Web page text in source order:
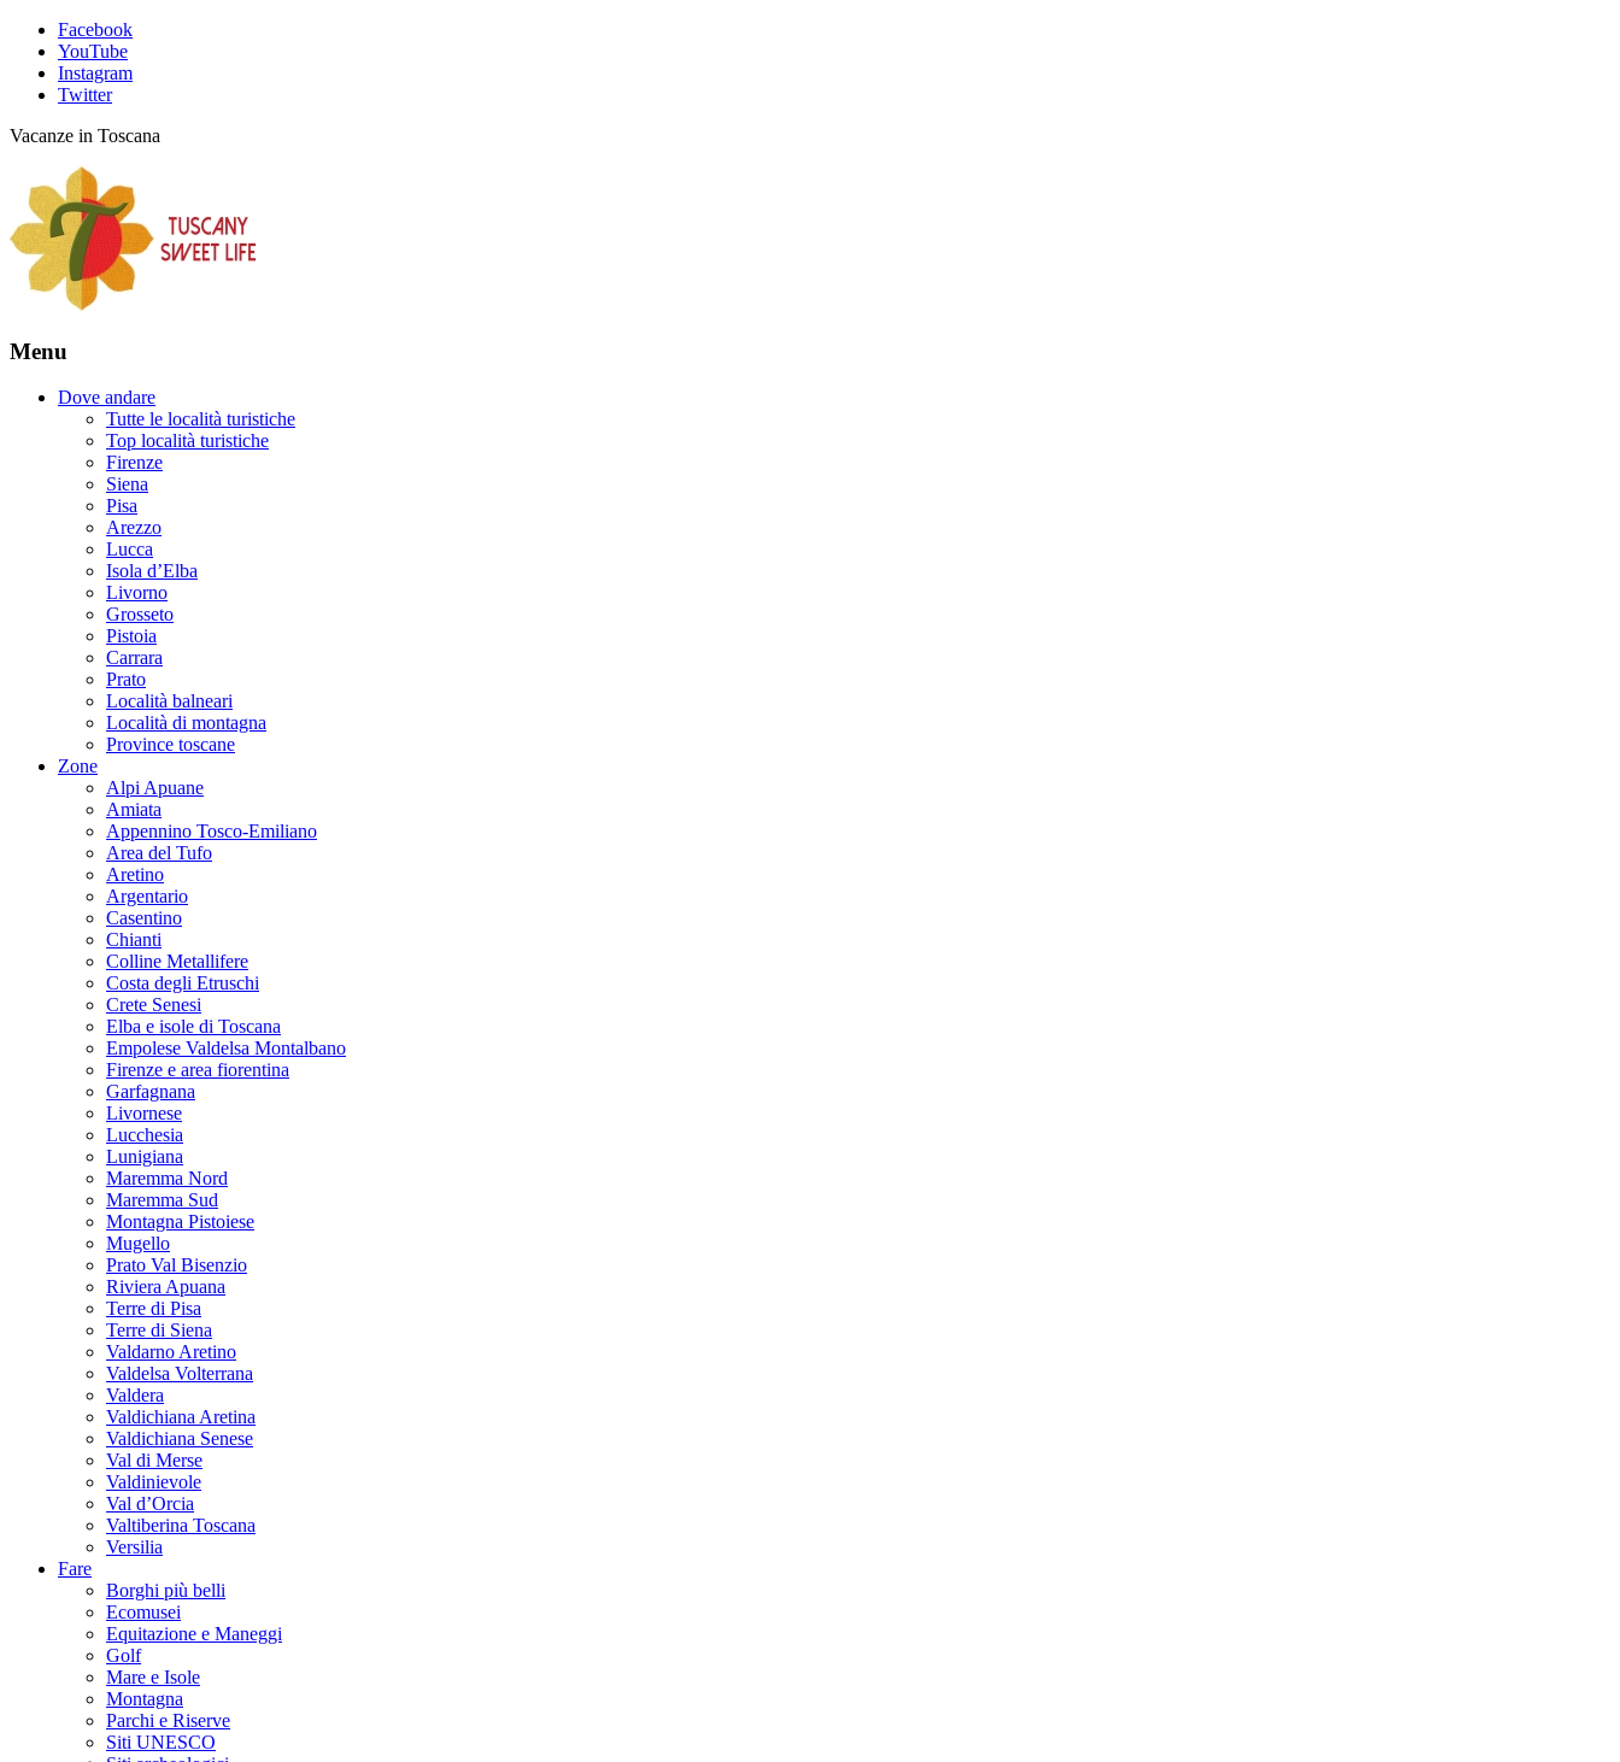
Facebook
YouTube
Instagram
Twitter
Vacanze in Toscana
Menu
Dove andare
Tutte le località turistiche
Top località turistiche
Firenze
Siena
Pisa
Arezzo
Lucca
Isola d’Elba
Livorno
Grosseto
Pistoia
Carrara
Prato
Località balneari
Località di montagna
Province toscane
Zone
Alpi Apuane
Amiata
Appennino Tosco-Emiliano
Area del Tufo
Aretino
Argentario
Casentino
Chianti
Colline Metallifere
Costa degli Etruschi
Crete Senesi
Elba e isole di Toscana
Empolese Valdelsa Montalbano
Firenze e area fiorentina
Garfagnana
Livornese
Lucchesia
Lunigiana
Maremma Nord
Maremma Sud
Montagna Pistoiese
Mugello
Prato Val Bisenzio
Riviera Apuana
Terre di Pisa
Terre di Siena
Valdarno Aretino
Valdelsa Volterrana
Valdera
Valdichiana Aretina
Valdichiana Senese
Val di Merse
Valdinievole
Val d’Orcia
Valtiberina Toscana
Versilia
Fare
Borghi più belli
Ecomusei
Equitazione e Maneggi
Golf
Mare e Isole
Montagna
Parchi e Riserve
Siti UNESCO